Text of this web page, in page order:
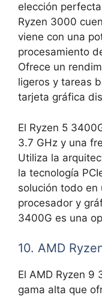
elección
Ryzen 3000
viene con una
procesamiento
Ofrece un
ligeros y tareas
tarjeta gráfica
El Ryzen 5
3.7 GHz y una
Utiliza la
la tecnología
solución todo en
procesador y
3400G es una
10. AMD
El AMD Ryzen 9
gama alta que